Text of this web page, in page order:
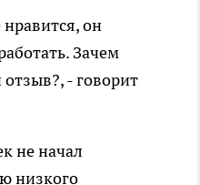
нравится, он
Зачем
- говорит
не начал
низкого